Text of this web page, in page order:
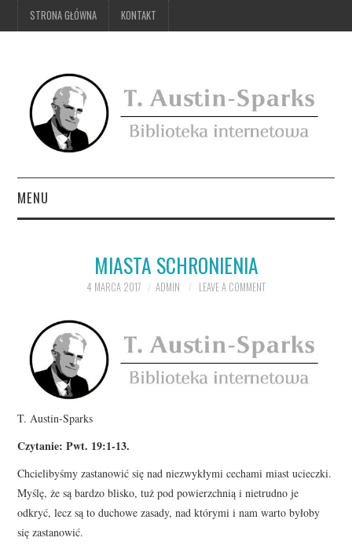
STRONA GŁÓWNA KONTAKT
MENU
MIASTA SCHRONIENIA
4 MARCA 2017 ADMIN LEAVE A COMMENT
T. Austin-Sparks
Czytanie: Pwt. 19:1-13.
Chcielibyśmy zastanowić się nad niezwykłymi cechami miast ucieczki.
Myślę, że są bardzo blisko, tuż pod powierzchnią i nietrudno je
odkryć, lecz są to duchowe zasady, nad którymi i nam warto byłoby
się zastanowić.